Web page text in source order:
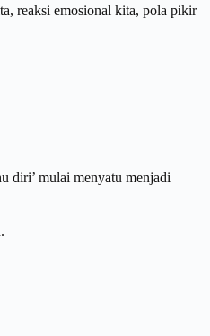
reaksi emosional kita, pola pikir
diri’ mulai menyatu menjadi